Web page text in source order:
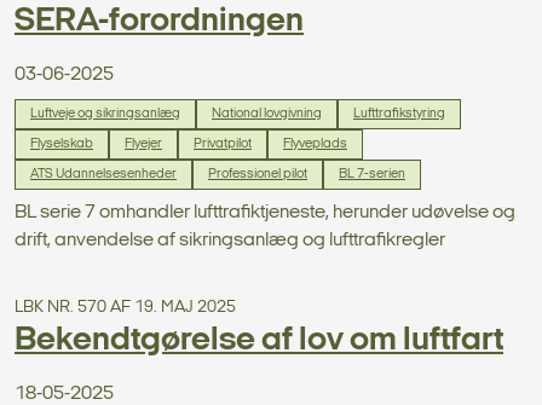
SERA-forordningen
03-06-2025
Luftveje og sikringsanlæg National lovgivning Lufttrafikstyring
Flyselskab Flyejer Privatpilot Flyveplads
ATS Udannelsesenheder Professionel pilot BL 7-serien
BL serie 7 omhandler lufttrafiktjeneste, herunder udøvelse og
drift, anvendelse af sikringsanlæg og lufttrafikregler
LBK NR. 570 AF 19. MAJ 2025
Bekendtgørelse af lov om luftfart
18-05-2025